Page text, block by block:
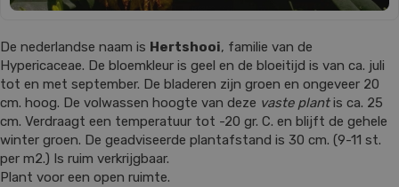
De nederlandse naam is Hertshooi, familie van de
Hypericaceae. De bloemkleur is geel en de bloeitijd is van ca. juli
tot en met september. De bladeren zijn groen en ongeveer 20
cm. hoog. De volwassen hoogte van deze vaste plantis ca. 25
cm. Verdraagt een temperatuur tot -20 gr. C. en blijft de gehele
winter groen. De geadviseerde plantafstand is 30 cm. (9-11 st.
per m2.) Is ruim verkrijgbaar.
Plant voor een open ruimte.